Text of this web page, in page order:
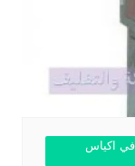
في اكياس